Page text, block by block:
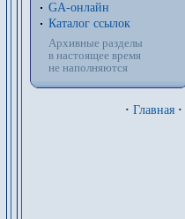
GA-онлайн
Каталог ссылок
Архивные разделы
в настоящее время
не наполняются
· Главная ·